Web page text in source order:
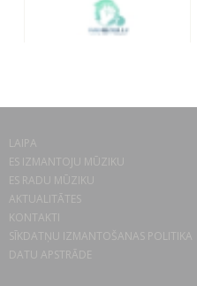
LAIPA
ES IZMANTOJU MŪZIKU
ES RADU MŪZIKU
AKTUALITĀTES
KONTAKTI
SĪKDATŅU IZMANTOŠANAS POLITIKA
DATU APSTRĀDE